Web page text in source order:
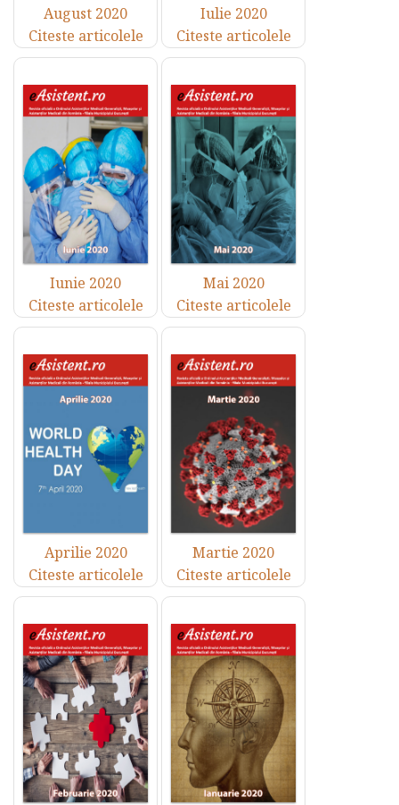
August 2020
Citeste articolele
Iulie 2020
Citeste articolele
Iunie 2020
Citeste articolele
Mai 2020
Citeste articolele
Aprilie 2020
Citeste articolele
Martie 2020
Citeste articolele